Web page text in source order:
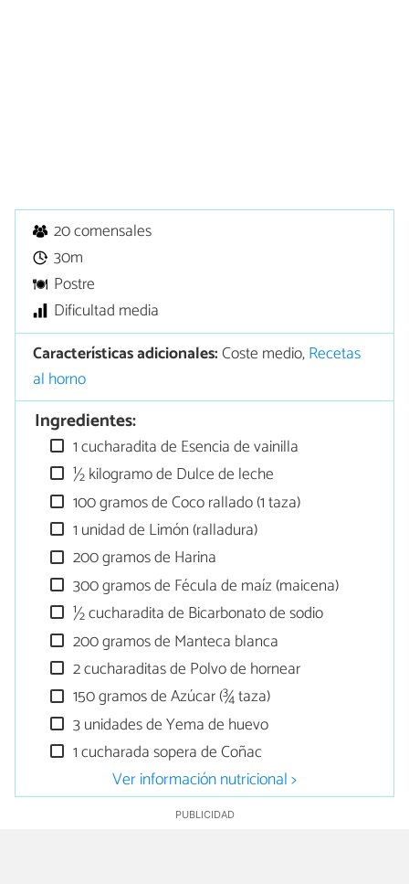
20 comensales
30m
Postre
Dificultad media
Características adicionales:Coste medio,Recetas
al horno
Ingredientes:
1 cucharadita de Esencia de vainilla
½ kilogramo de Dulce de leche
100 gramos de Coco rallado (1 taza)
1 unidad de Limón (ralladura)
200 gramos de Harina
300 gramos de Fécula de maíz (maicena)
½ cucharadita de Bicarbonato de sodio
200 gramos de Manteca blanca
2 cucharaditas de Polvo de hornear
150 gramos de Azúcar (¾ taza)
3 unidades de Yema de huevo
1 cucharada sopera de Coñac
Ver información nutricional >